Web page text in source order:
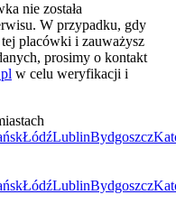
nie została
W przypadku, gdy
tej placówki i zauważysz
prosimy o kontakt
w celu weryfikacji i
ŁódźLublinBydgoszcz
ŁódźLublinBydgoszcz